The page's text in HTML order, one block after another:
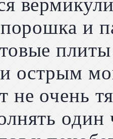
и
острым
не очень
один